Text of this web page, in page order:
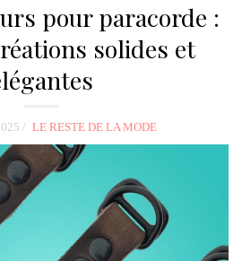
pour paracorde :
solides et
LE RESTE DE LA MODE